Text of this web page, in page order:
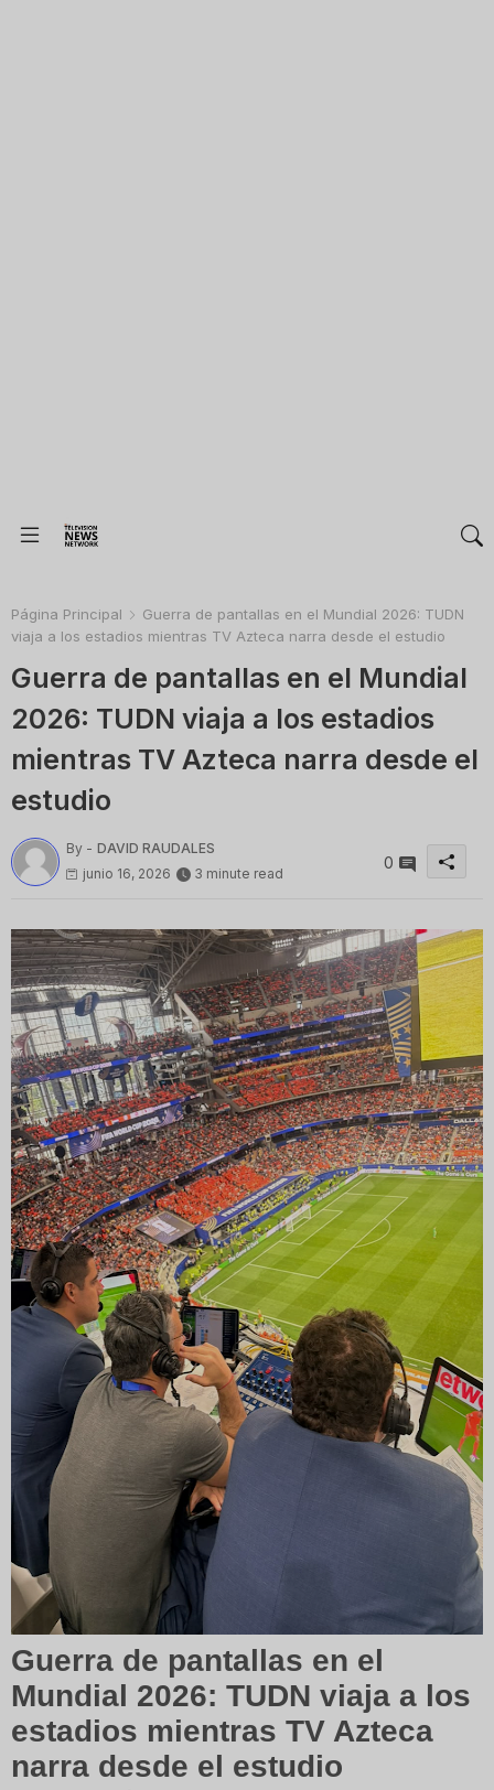
Página Principal
Guerra de pantallas en el Mundial 2026: TUDN
viaja a los estadios mientras TV Azteca narra desde el estudio
Guerra de pantallas en el Mundial
2026: TUDN viaja a los estadios
mientras TV Azteca narra desde el
estudio
By - DAVID RAUDALES
junio 16, 2026
3 minute read
0
Guerra de pantallas en el
Mundial 2026: TUDN viaja a los
estadios mientras TV Azteca
narra desde el estudio